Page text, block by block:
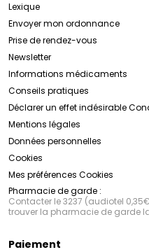
Nous proposons
Découvrez la
Engagement envers
La qualité et la sécurité
priorité absolue. Tous
tests rigoureux, tant en
réelles d'utilisation,
leur tolérance. De plus,
ingrédients de haute
silicones et sans
Découvrez la
Lexique
Envoyer mon ordonnance
Prise de rendez-vous
Newsletter
Informations médicaments
Conseils pratiques
Déclarer un effet indésirable
Mentions légales
Données personnelles
Cookies
Mes préférences Cookies
Pharmacie de garde :
Contacter le 3237 (audiotel
trouver la pharmacie de garde
Paiement